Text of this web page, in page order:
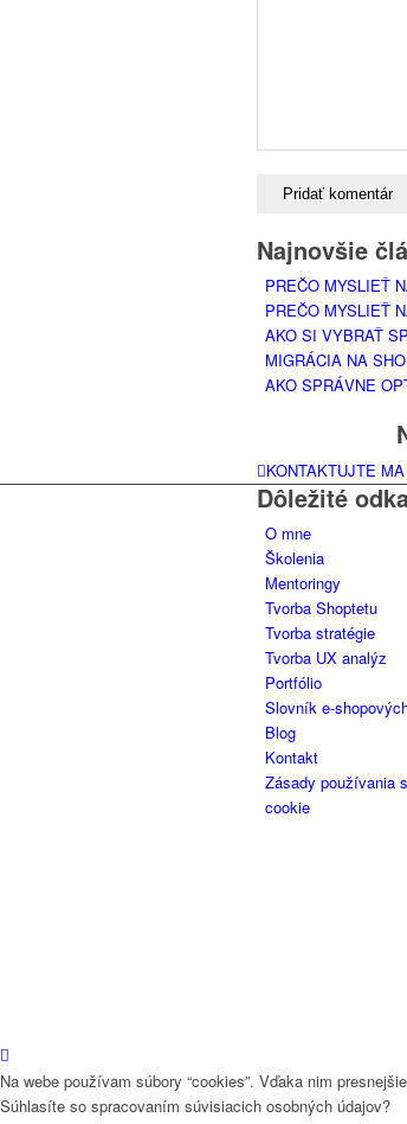
Najnovšie
PREČO MYSLIEŤ
PREČO MYSLIEŤ
AKO SI VYBRAŤ
MIGRÁCIA NA
AKO SPRÁVNE
KONTAKTUJTE MA
Dôležité
O mne
Školenia
Mentoringy
Tvorba Shoptetu
Tvorba stratégie
Tvorba UX analýz
Portfólio
Slovník e-
Blog
Kontakt
Zásady používania
cookie
Na webe používam súbory “cookies”. Vďaka nim
Súhlasíte so spracovaním súvisiacich osobných údajov?